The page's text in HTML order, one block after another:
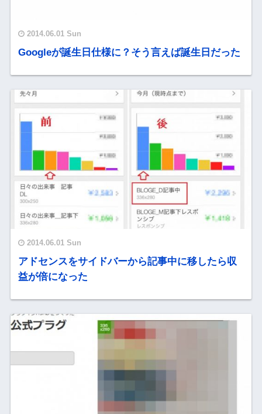
2014.06.01 Sun
Googleが誕生日仕様に？そう言えば誕生日だった
2014.06.01 Sun
アドセンスをサイドバーから記事中に移したら収
益が倍になった